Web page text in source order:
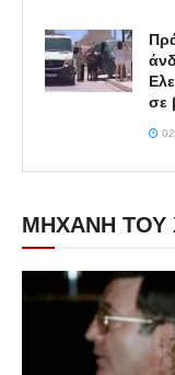
σε
ΜΗΧΑΝΗ ΤΟΥ